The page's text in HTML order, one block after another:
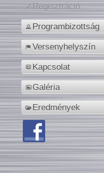
Regisztráció
Programbizottság
Versenyhelyszín
Kapcsolat
Galéria
Eredmények